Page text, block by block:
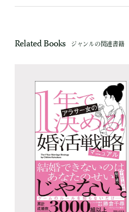
Related Books ジャンルの関連書籍